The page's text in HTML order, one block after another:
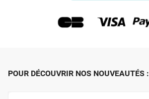
POUR DÉCOUVRIR NOS NOUVEAUTÉS :